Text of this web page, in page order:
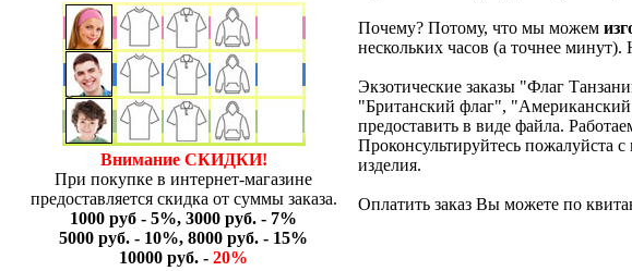
Внимание СКИДКИ!
При покупке в интернет-магазине
предоставляется скидка от суммы заказа.
1000 руб - 5%, 3000 руб. - 7%
5000 руб. - 10%, 8000 руб. - 15%
10000 руб. - 20%
Почему? Потому, что мы можем
нескольких часов (а точнее
Экзотические заказы "Флаг
"Британский флаг",
предоставить в виде файла.
Проконсультируйтесь пожалуйста
изделия.
Оплатить заказ Вы можете по